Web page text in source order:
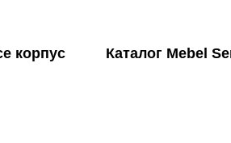
корпус Каталог Mebel